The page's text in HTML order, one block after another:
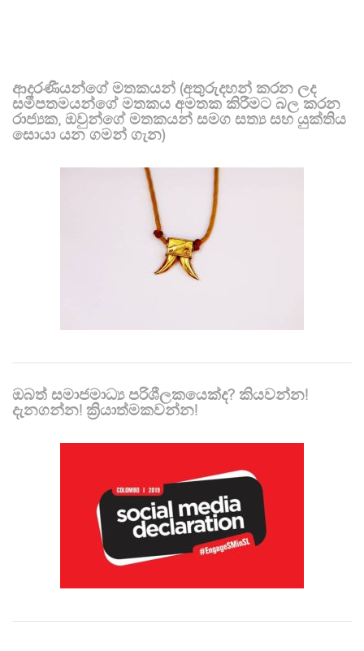
ආදරණීයන්ගේ මතකයන් (අතුරුදහන් කරන ලද
සමීපතමයන්ගේ මතකය අමතක කිරීමට බල කරන
රාජ්‍යක, ඔවුන්ගේ මතකයන් සමග සත්‍ය සහ යුක්තිය
සොයා යන ගමන් ගැන)
ඔබත් සමාජමාධ්‍ය පරිශීලකයෙක්ද? කියවන්න!
දැනගන්න! ක්‍රියාත්මකවන්න!